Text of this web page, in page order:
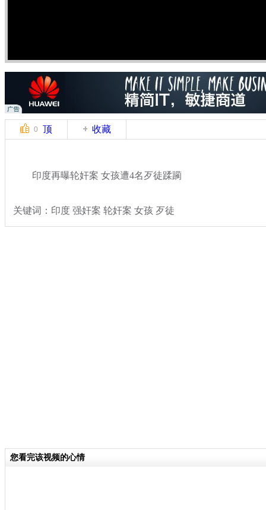
0 顶 收藏
印度再曝轮奸案 女孩遭4名歹徒蹂躏
关键词：印度 强奸案 轮奸案 女孩 歹徒
您看完该视频的心情